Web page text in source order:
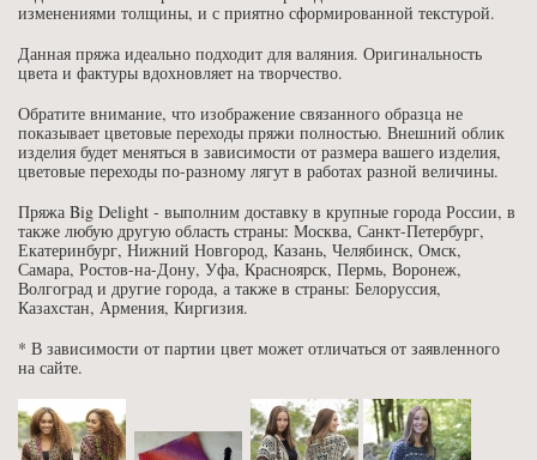
изменениями толщины, и с приятно сформированной текстурой.
Данная пряжа идеально подходит для валяния. Оригинальность
цвета и фактуры вдохновляет на творчество.
Обратите внимание, что изображение связанного образца не
показывает цветовые переходы пряжи полностью. Внешний облик
изделия будет меняться в зависимости от размера вашего изделия,
цветовые переходы по-разному лягут в работах разной величины.
Пряжа Big Delight - выполним доставку в крупные города России, в
также любую другую область страны: Москва, Санкт-Петербург,
Екатеринбург, Нижний Новгород, Казань, Челябинск, Омск,
Самара, Ростов-на-Дону, Уфа, Красноярск, Пермь, Воронеж,
Волгоград и другие города, а также в страны: Белоруссия,
Казахстан, Армения, Киргизия.
* В зависимости от партии цвет может отличаться от заявленного
на сайте.